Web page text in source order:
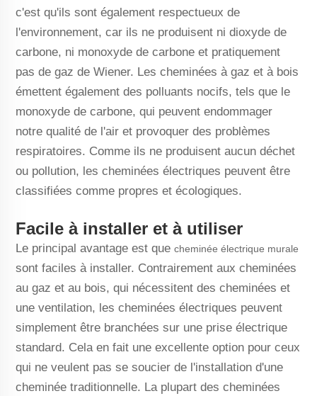
c'est qu'ils sont également respectueux de
l'environnement, car ils ne produisent ni dioxyde de
carbone, ni monoxyde de carbone et pratiquement
pas de gaz de Wiener. Les cheminées à gaz et à bois
émettent également des polluants nocifs, tels que le
monoxyde de carbone, qui peuvent endommager
notre qualité de l'air et provoquer des problèmes
respiratoires. Comme ils ne produisent aucun déchet
ou pollution, les cheminées électriques peuvent être
classifiées comme propres et écologiques.
Facile à installer et à utiliser
Le principal avantage est que cheminée électrique murale
sont faciles à installer. Contrairement aux cheminées
au gaz et au bois, qui nécessitent des cheminées et
une ventilation, les cheminées électriques peuvent
simplement être branchées sur une prise électrique
standard. Cela en fait une excellente option pour ceux
qui ne veulent pas se soucier de l'installation d'une
cheminée traditionnelle. La plupart des cheminées